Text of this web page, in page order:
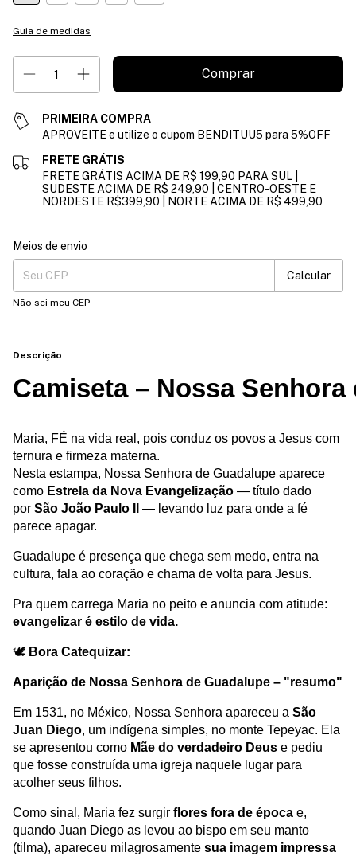
Guia de medidas
PRIMEIRA COMPRA
APROVEITE e utilize o cupom BENDITUU5 para 5%OFF
FRETE GRÁTIS
FRETE GRÁTIS ACIMA DE R$ 199,90 PARA SUL |
SUDESTE ACIMA DE R$ 249,90 | CENTRO-OESTE E
NORDESTE R$399,90 | NORTE ACIMA DE R$ 499,90
Entregas para o CEP:
Meios de envio
Calcular
Não sei meu CEP
Descrição
Camiseta – Nossa
Maria, FÉ na vida real, pois conduz os povos a Jesus com
ternura e firmeza materna.
Nesta estampa, Nossa Senhora de Guadalupe aparece
como Estrela da Nova Evangelização — título dado
por São João Paulo II
— levando luz para onde a fé
parece apagar.
Guadalupe é presença que chega sem medo, entra na
cultura, fala ao coração e chama de volta para Jesus.
Pra quem carrega Maria no peito e anuncia com atitude:
evangelizar é estilo de vida.
🕊 Bora Catequizar:
Aparição de Nossa Senhora de Guadalupe – "resumo"
Em 1531, no México, Nossa Senhora apareceu a São
Juan Diego, um indígena simples, no monte Tepeyac. Ela
se apresentou como Mãe do verdadeiro Deus e pediu
que fosse construída uma igreja naquele lugar para
acolher seus filhos.
Como sinal, Maria fez surgir flores fora de época e,
quando Juan Diego as levou ao bispo em seu manto
(tilma), apareceu milagrosamente sua imagem impressa